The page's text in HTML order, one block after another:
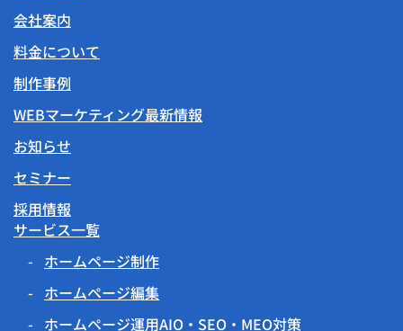
会社案内
料金について
制作事例
WEBマーケティング最新情報
お知らせ
セミナー
採用情報
サービス一覧
ホームページ制作
ホームページ編集
ホームページ運用AIO・SEO・MEO対策